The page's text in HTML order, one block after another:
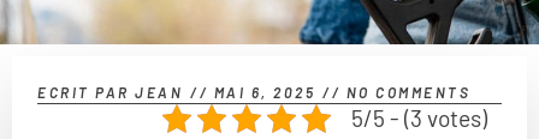
ECRIT PAR JEAN // MAI 6, 2025 // NO COMMENTS
5/5 - (3 votes)